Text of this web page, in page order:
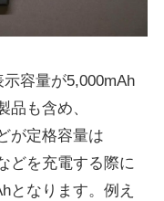
容量が5,000mAh
品も含め、
が定格容量は
どを充電する際に
となります。例え